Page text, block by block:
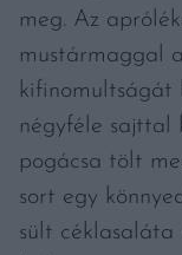
meg. Az
mustármaggal
kifinomultságát
négyféle sajttal
pogácsa tölt
sort egy
sült céklasaláta